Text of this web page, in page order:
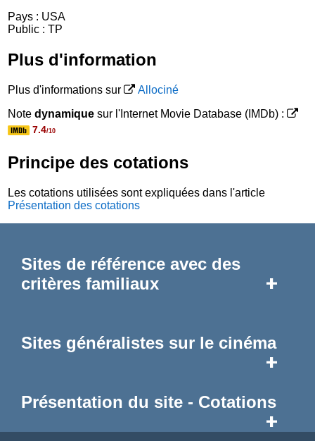
Pays : USA
Public : TP
Plus d'information
Plus d'informations sur
Allociné
Notedynamique sur l'Internet Movie Database (IMDb) :
7.4/10
Principe des cotations
Les cotations utilisées sont expliquées dans l'article
Présentation des cotations
Sites de référence avec des
critères familiaux
+
Sites généralistes sur le cinéma
+
Présentation du site - Cotations
+